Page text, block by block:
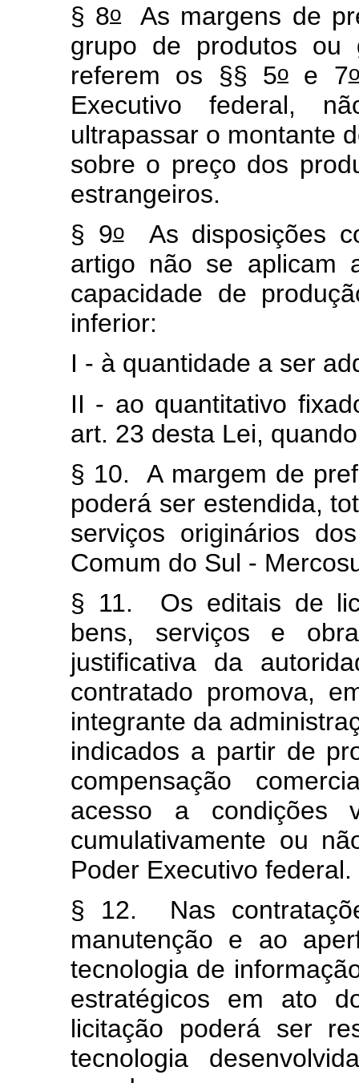
§ 8oAs margens de
grupo de produtos
referem os §§ 5o e 7o
Executivo federal,
ultrapassar o montante
sobre o preço dos
estrangeiros.
§ 9oAs disposições
artigo não se aplicam
capacidade de
inferior:
I - à quantidade a ser
II - ao quantitativo
art. 23 desta Lei,
§ 10. A margem de
poderá ser estendida,
serviços originários
Comum do Sul -
§ 11. Os editais de
bens, serviços e
justificativa da
contratado promova,
integrante da
indicados a partir de
compensação
acesso a condições
cumulativamente ou
Poder Executivo federal.
§ 12. Nas
manutenção e ao
tecnologia de
estratégicos em ato
licitação poderá ser
tecnologia